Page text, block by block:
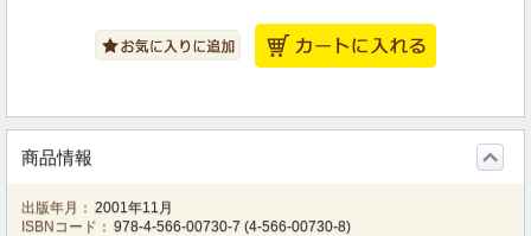
商品情報
出版年月： 2001年11月
ISBNコード： 978-4-566-00730-7 (4-566-00730-8)